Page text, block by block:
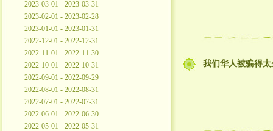
2023-03-01 - 2023-03-31
2023-02-01 - 2023-02-28
2023-01-01 - 2023-01-31
2022-12-01 - 2022-12-31
2022-11-01 - 2022-11-30
2022-10-01 - 2022-10-31
2022-09-01 - 2022-09-29
2022-08-01 - 2022-08-31
2022-07-01 - 2022-07-31
2022-06-01 - 2022-06-30
2022-05-01 - 2022-05-31
我们华人被骗得